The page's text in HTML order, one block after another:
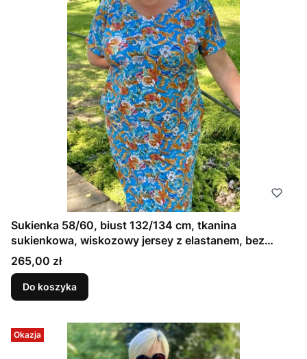
Sukienka 58/60, biust 132/134 cm, tkanina
sukienkowa, wiskozowy jersey z elastanem, bez
kieszeni, wygodna, na duży biust, NIEBIESKA W
KWIATOWY ORNAMENT
Cena
265,00 zł
Do koszyka
Okazja